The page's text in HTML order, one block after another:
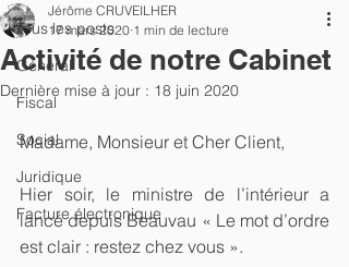
Tous les posts
Général
Fiscal
Social
Juridique
Facture électronique
Activité de notre Cabinet
Jérôme CRUVEILHER
17 mars 2020 1 min de lecture
Dernière mise à jour : 18 juin 2020
Madame, Monsieur et Cher Client,
Hier soir, le ministre de l’intérieur a
lancé depuis Beauvau « Le mot d’ordre
est clair : restez chez vous ».